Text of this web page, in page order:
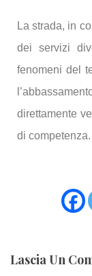
La strada, in
dei servizi
fenomeni del
direttamente
di competenza.
Lascia Un